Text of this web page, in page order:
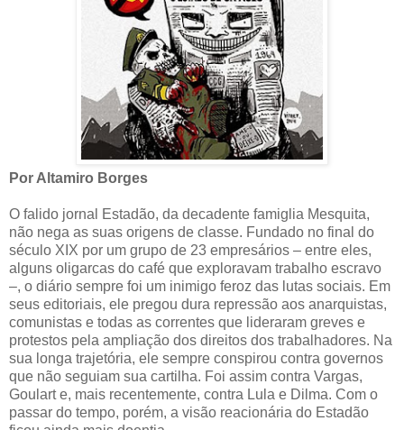
Por Altamiro Borges
O falido jornal Estadão, da decadente famiglia Mesquita,
não nega as suas origens de classe. Fundado no final do
século XIX por um grupo de 23 empresários – entre eles,
alguns oligarcas do café que exploravam trabalho escravo
–, o diário sempre foi um inimigo feroz das lutas sociais. Em
seus editoriais, ele pregou dura repressão aos anarquistas,
comunistas e todas as correntes que lideraram greves e
protestos pela ampliação dos direitos dos trabalhadores. Na
sua longa trajetória, ele sempre conspirou contra governos
que não seguiam sua cartilha. Foi assim contra Vargas,
Goulart e, mais recentemente, contra Lula e Dilma. Com o
passar do tempo, porém, a visão reacionária do Estadão